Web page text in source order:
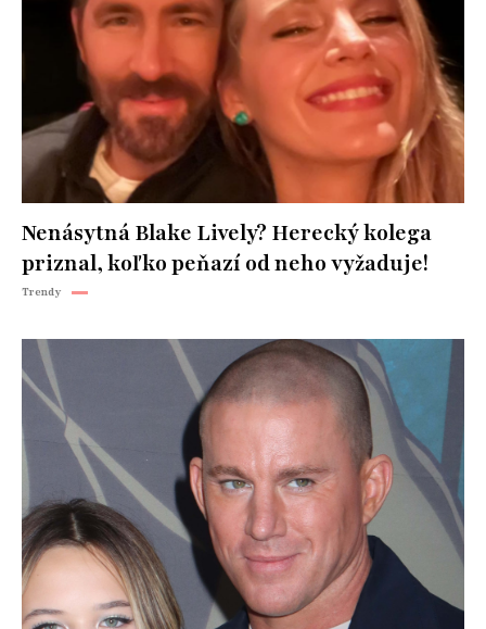
Nenásytná Blake Lively? Herecký kolega
priznal, koľko peňazí od neho vyžaduje!
Trendy